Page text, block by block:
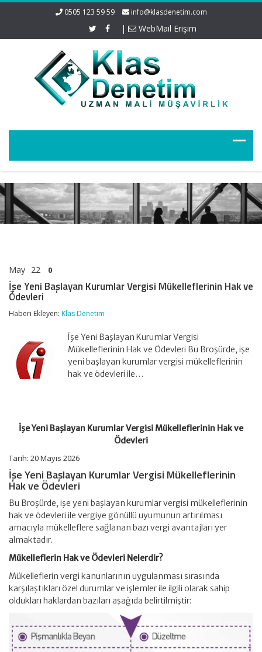
0505 123 59 59 info@klasdenetim.com
| WebMail Erişim
May 22 0
İşe Yeni Başlayan Kurumlar Vergisi Mükelleflerinin Hak ve
Ödevleri
Haberi Ekleyen: Klas Denetim
İşe Yeni Başlayan Kurumlar Vergisi
Mükelleflerinin Hak ve Ödevleri Bu Broşürde, işe
yeni başlayan kurumlar vergisi mükelleflerinin
hak ve ödevleri ile…
İşe Yeni Başlayan Kurumlar Vergisi Mükelleflerinin Hak ve
Ödevleri
Tarih: 20 Mayıs 2026
İşe Yeni Başlayan Kurumlar Vergisi Mükelleflerinin
Hak ve Ödevleri
Bu Broşürde, işe yeni başlayan kurumlar vergisi mükelleflerinin
hak ve ödevleri ile vergiye gönüllü uyumunun artırılması
amacıyla mükelleflere sağlanan bazı vergi avantajları yer
almaktadır.
Mükelleflerin Hak ve Ödevleri Nelerdir?
Mükelleflerin vergi kanunlarının uygulanması sırasında
karşılaştıkları özel durumlar ve işlemler ile ilgili olarak sahip
oldukları haklardan bazıları aşağıda belirtilmiştir: